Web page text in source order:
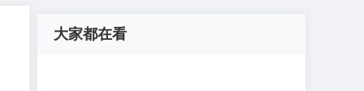
大家都在看